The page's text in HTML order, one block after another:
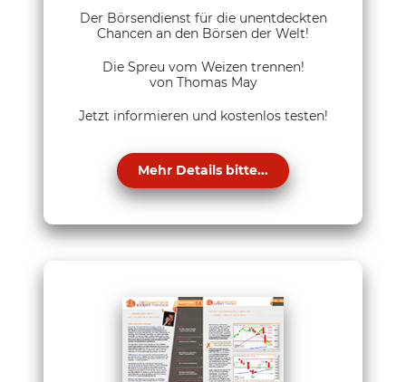
Der Börsendienst für die unentdeckten
Chancen an den Börsen der Welt!
Die Spreu vom Weizen trennen!
von Thomas May
Jetzt informieren und kostenlos testen!
Mehr Details bitte...